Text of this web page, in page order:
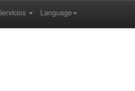
Language